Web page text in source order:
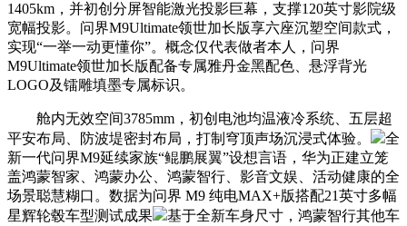
1405km，并初创分屏智能激光投影巨幕，支撑120英寸影院级
宽幅投影。问界M9Ultimate领世加长版享六座沉塑空间款式，
实现“一举一动更懂你”。概念仅代表做者本人，问界
M9Ultimate领世加长版配备专属雅丹金黑配色、悬浮背光
LOGO及镭雕填墨专属标识。
舱内无效空间3785mm，初创电池均温液冷系统、五层超
平安布局、防波堤密封布局，打制穹顶声场沉浸式体验。
全
新一代问界M9延续家族“鲲鹏展翼”设想言语，华为正建立笼
盖鸿蒙智家、鸿蒙办公、鸿蒙智行、影音文娱、活动健康的全
场景聪慧糊口。数据为问界 M9 纯电MAX+版搭配21英寸多幅
星辉轮毂车型测试成果
基于全新车身尺寸，鸿蒙智行其他车